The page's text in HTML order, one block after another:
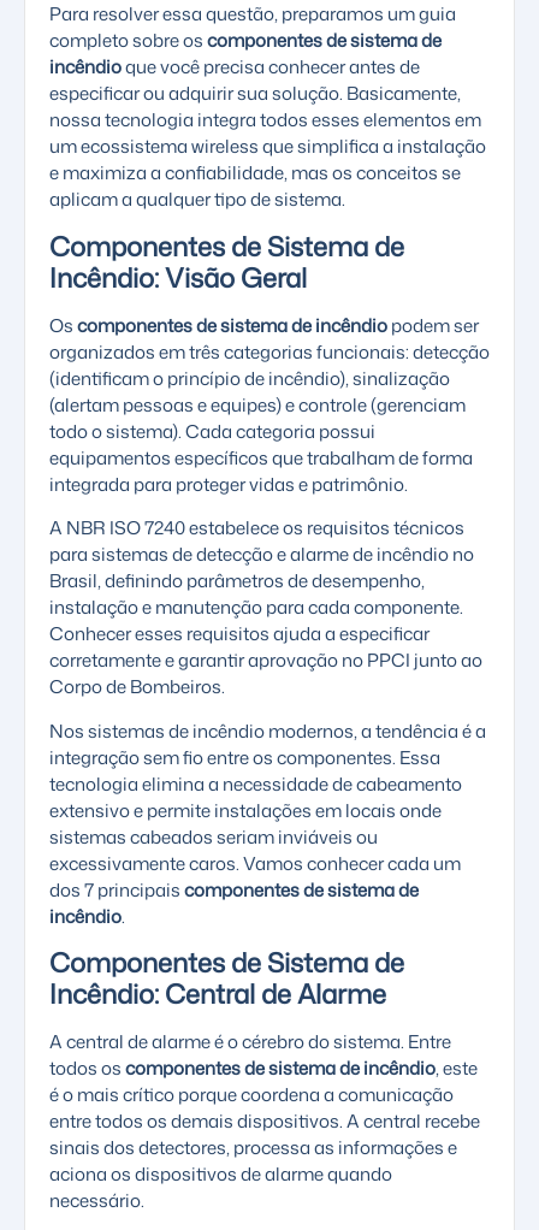
Para resolver essa questão, preparamos um guia
completo sobre oscomponentes de sistema de
incêndioque você precisa conhecer antes de
especificar ou adquirir sua solução. Basicamente,
nossa tecnologia integra todos esses elementos em
um ecossistema wireless que simplifica a instalação
e maximiza a confiabilidade, mas os conceitos se
aplicam a qualquer tipo de sistema.
Componentes de Sistema de
Incêndio: Visão Geral
Oscomponentes de sistema de incêndiopodem ser
organizados em três categorias funcionais: detecção
(identificam o princípio de incêndio), sinalização
(alertam pessoas e equipes) e controle (gerenciam
todo o sistema). Cada categoria possui
equipamentos específicos que trabalham de forma
integrada para proteger vidas e patrimônio.
A NBR ISO 7240estabelece os requisitos técnicos
para sistemas de detecção e alarme de incêndio no
Brasil, definindo parâmetros de desempenho,
instalação e manutenção para cada componente.
Conhecer esses requisitos ajuda a especificar
corretamente e garantir aprovação no PPCI junto ao
Corpo de Bombeiros.
Nossistemas de incêndiomodernos, a tendência é a
integração sem fio entre os componentes. Essa
tecnologia elimina a necessidade de cabeamento
extensivo e permite instalações em locais onde
sistemas cabeados seriam inviáveis ou
excessivamente caros. Vamos conhecer cada um
dos 7 principaiscomponentes de sistema de
incêndio.
Componentes de Sistema de
Incêndio: Central de Alarme
A central de alarme é o cérebro do sistema. Entre
todos oscomponentes de sistema de incêndio, este
é o mais crítico porque coordena a comunicação
entre todos os demais dispositivos. A central recebe
sinais dos detectores, processa as informações e
aciona os dispositivos de alarme quando
necessário.